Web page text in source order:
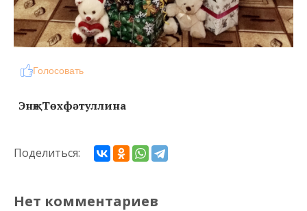
Голосовать
Энҗе Төхфәтуллина
Поделиться:
Нет комментариев